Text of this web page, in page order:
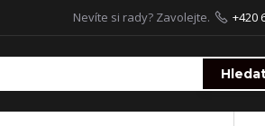
Nevíte si rady? Zavolejte. +420